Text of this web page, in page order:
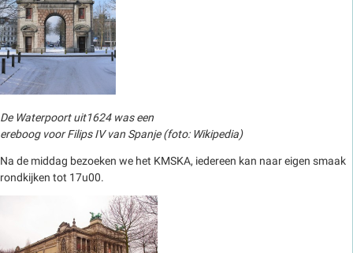
De Waterpoort uit1624 was een
ereboog voor Filips IV van Spanje (foto: Wikipedia)
Na de middag bezoeken we het KMSKA, iedereen kan naar eigen smaak
rondkijken tot 17u00.